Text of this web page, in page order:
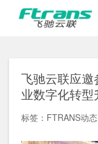
飞驰云联应
业数字化转型
标签：FTRANS动